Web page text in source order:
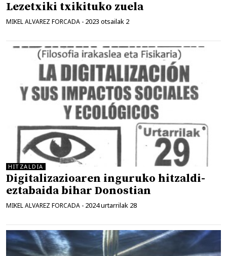
Lezetxiki txikituko zuela
MIKEL ALVAREZ FORCADA - 2023 otsailak 2
HITZALDIA
Digitalizazioaren inguruko hitzaldi-
eztabaida bihar Donostian
MIKEL ALVAREZ FORCADA - 2024 urtarrilak 28